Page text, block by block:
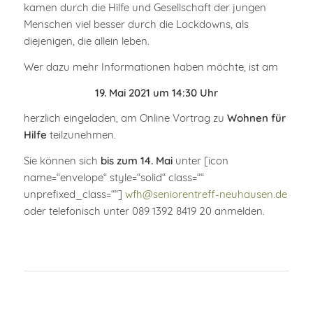
kamen durch die Hilfe und Gesellschaft der jungen
Menschen viel besser durch die Lockdowns, als
diejenigen, die allein leben.
Wer dazu mehr Informationen haben möchte, ist am
19. Mai 2021 um 14:30 Uhr
herzlich eingeladen, am Online Vortrag zu Wohnen für
Hilfe teilzunehmen.
Sie können sich bis zum 14. Maiunter [icon
name=“envelope“ style=“solid“ class=““
unprefixed_class=““] wfh@seniorentreff-neuhausen.de
oder telefonisch unter 089 1392 8419 20 anmelden.